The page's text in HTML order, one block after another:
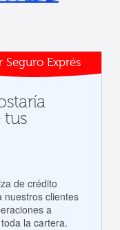
Seguro Exprés
tus
de crédito
nuestros clientes
a
la cartera.